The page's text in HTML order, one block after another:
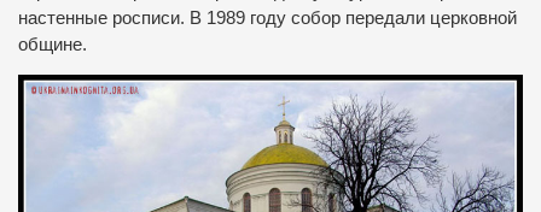
настенные росписи. В 1989 году собор передали церковной
общине.